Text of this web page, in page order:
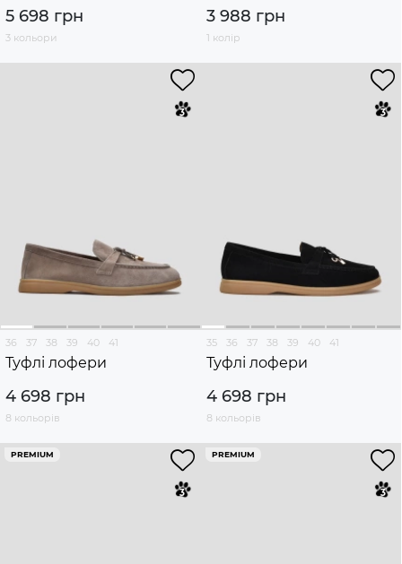
5 698 грн
3 кольори
3 988 грн
1 колір
36 37 38 39 40 41
Туфлі лофери
4 698 грн
8 кольорів
35 36 37 38 39 40 41
Туфлі лофери
4 698 грн
8 кольорів
PREMIUM PREMIUM